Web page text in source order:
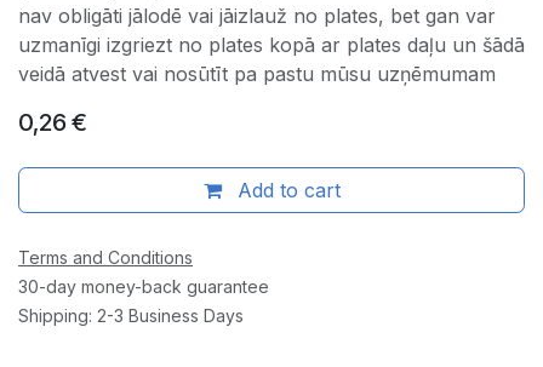
nav obligāti jālodē vai jāizlauž no plates, bet gan var
uzmanīgi izgriezt no plates kopā ar plates daļu un šādā
veidā atvest vai nosūtīt pa pastu mūsu uzņēmumam
0,26 €
Add to cart
Terms and Conditions
30-day money-back guarantee
Shipping: 2-3 Business Days